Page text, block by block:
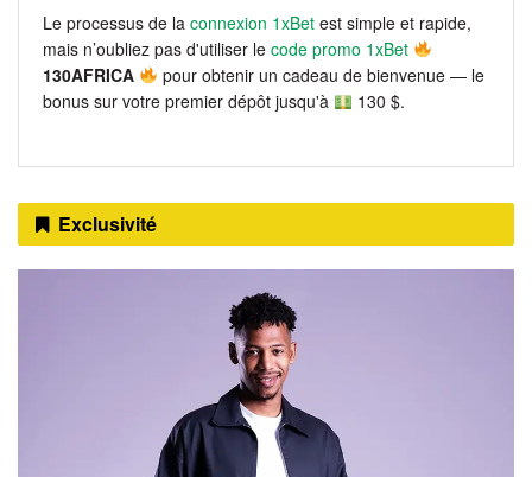
Le processus de la connexion 1xBet est simple et rapide,
mais n’oubliez pas d'utiliser le code promo 1xBet
130AFRICA
pour obtenir un cadeau de bienvenue — le
bonus sur votre premier dépôt jusqu'à
130 $.
Exclusivité